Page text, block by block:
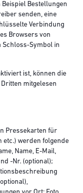
Bestellungen
senden, eine
Verbindung
Browsers von
Schloss-Symbol in
ist, können die
mitgelesen
Pressekarten für
etc.) werden folgende
Name, E-Mail,
-Nr. (optional);